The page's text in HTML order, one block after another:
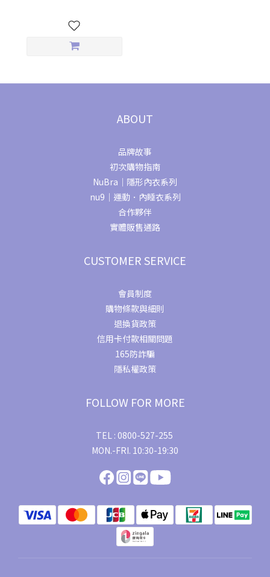
ABOUT
品牌故事
初次購物指南
NuBra｜隱形內衣系列
nu9｜運動．內睡衣系列
合作夥伴
實體販售通路
CUSTOMER SERVICE
會員制度
購物條款與細則
退換貨政策
信用卡付款相關問題
165防詐騙
隱私權政策
FOLLOW FOR MORE
TEL : 0800-527-255
MON.-FRI. 10:30-19:30